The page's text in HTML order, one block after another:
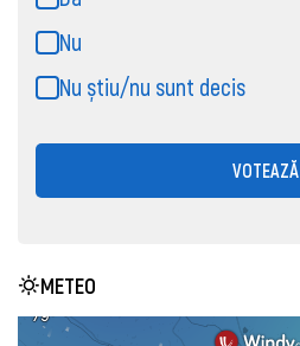
Nu
Nu știu/nu sunt decis
VOTEAZĂ
METEO